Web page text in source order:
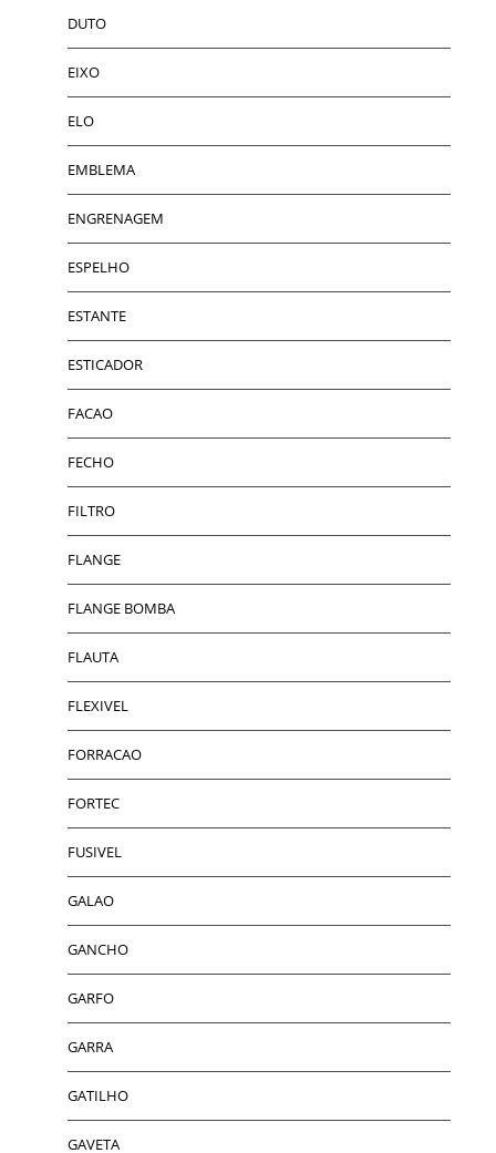
DUTO
EIXO
ELO
EMBLEMA
ENGRENAGEM
ESPELHO
ESTANTE
ESTICADOR
FACAO
FECHO
FILTRO
FLANGE
FLANGE BOMBA
FLAUTA
FLEXIVEL
FORRACAO
FORTEC
FUSIVEL
GALAO
GANCHO
GARFO
GARRA
GATILHO
GAVETA